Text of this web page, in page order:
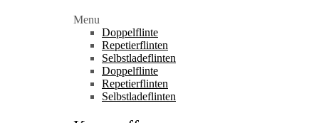
Menu
Doppelflinte
Repetierflinten
Selbstladeflinten
Doppelflinte
Repetierflinten
Selbstladeflinten